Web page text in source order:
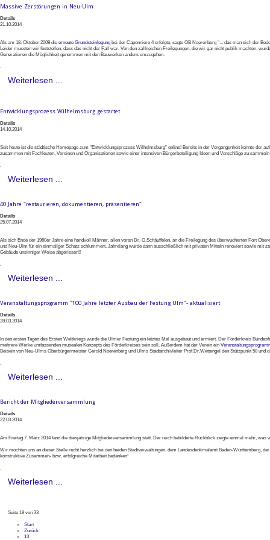
Massive Zerstörungen in Neu-Ulm
Details
21.10.2014
Als am 18. Oktober 2009 die erneute Grundsteinlegung bei der Caponniere 4 erfolgte, sagte OB Noerenberg "... das man sich der
Leider mussten wir feststellen, dass das nicht der Fall war. Von den zahlreichen Freilegungen, die wir gar nicht publik machten,
Generationen die Möglichkeit genommen mit den Bauwerken anders umzugehen.
.
Weiterlesen ...
Entwicklungsprozess Wilhelmsburg gestartet
Details
14.10.2014
Seit heute ist die städtische Homepage zum "Entwicklungsprozess Wilhelmsburg" online! Bereits in der Vergangenheit konnte der
zusammen mit Fachleuten, Vereinen und Organisationen sowie einer intensiven Bürgerbeteiligung Ideen und Vorschläge zu
.
Weiterlesen ...
40 Jahre "restaurieren, dokumentieren, präsentieren"
Details
25.07.2014
Als sich Ende der 1960er Jahre eine handvoll Männer, allen voran Dr. O.Schäuffelen, an die Freilegung des überwucherten Fort
und Neu-Ulm für ein einmaliger Schatz schlummert. Jahrelang wurde dann ausschließlich mit privaten Mitteln renoviert sowie mit
Gebäude unsinniger Weise abgerissen!!
.
Weiterlesen ...
Veranstaltungsprogramm "100 Jahre letzter Ausbau der Festung Ulm"- aktualisiert
Details
28.03.2014
In den ersten Tagen des Ersten Weltkriegs wurde die Ulmer Festung ein letztes Mal ausgebaut und armiert. Der Förderkreis
mehrere Werke umfassenden musealen Konzepts des Förderkreises sein soll. Außerdem hat der Verein ein
Beisein von Neu-Ulms Oberbürgermeister Gerold Noerenberg und Ulms Stadtarchivleiter Prof.Dr.Wettengel den Stützpunkt 58 und
.
Weiterlesen ...
Bericht der Mitgliederversammlung
Details
22.03.2014
Am Freitag 7. März 2014 fand die diesjährige Mitgliederversammlung statt. Der reich bebilderte Rückblick zeigte einmal mehr,
Wir möchten uns an dieser Stelle recht herzlich bei den beiden Stadtverwaltungen, dem Landesdenkmalamt Baden-Württemberg, der
konstruktive Zusammen- bzw. erfolgreiche Mitarbeit bedanken!
.
Weiterlesen ...
Seite 18 von 33
Start
Zurück
13